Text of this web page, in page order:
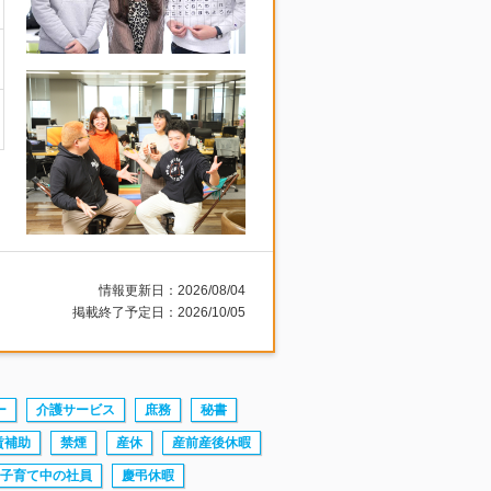
情報更新日：2026/08/04
掲載終了予定日：2026/10/05
介護サービス 庶務 秘書
補助 禁煙 産休 産前産後休暇
子育て中の社員 慶弔休暇